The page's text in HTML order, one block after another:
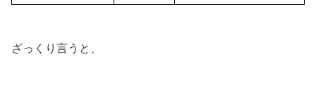
ざっくり言うと、